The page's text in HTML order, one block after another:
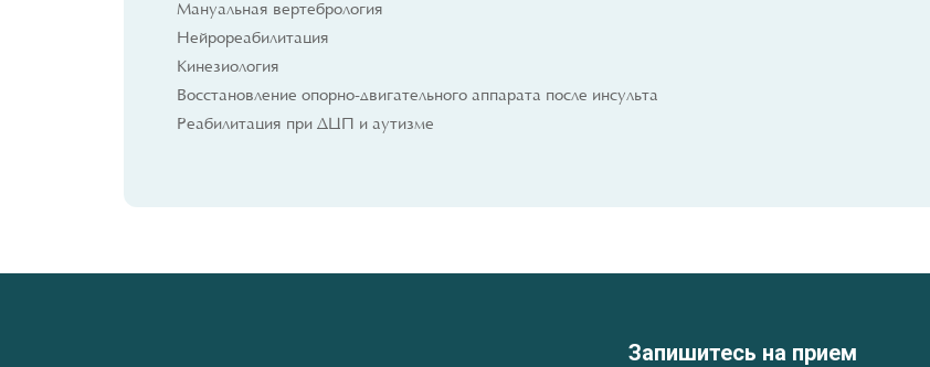
Мануальная вертебрология
Нейрореабилитация
Кинезиология
Восстановление опорно-двигательного аппарата после инсульта
Реабилитация при ДЦП и аутизме
Запишитесь на прием